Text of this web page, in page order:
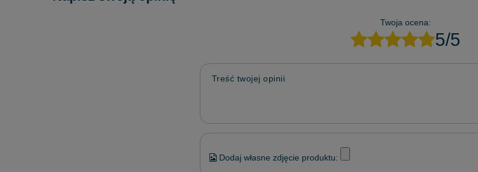
Twoja ocena:
5/5
Treść twojej opinii
Dodaj własne zdjęcie produktu: